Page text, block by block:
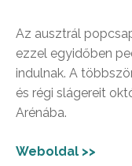
Az ausztrál
ezzel egyidőben
indulnak. A
és régi slágereit
Arénába.
Weboldal >>